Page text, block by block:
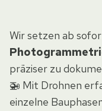
Wir setzen ab
präziser zu
🚁 Mit Drohnen
einzelne